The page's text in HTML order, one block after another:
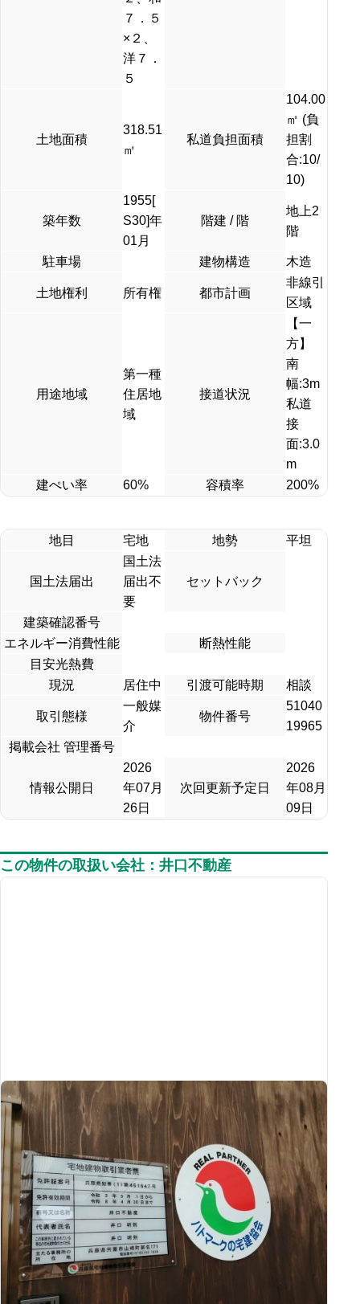
７．５
×２、
洋７．
５
土地面積
318.51
㎡
私道負担面積
104.00
㎡ (負
担割
合:10/
10)
築年数
1955[
S30]年
01月
階建 / 階
地上2
階
駐車場 建物構造 木造
土地権利 所有権 都市計画
非線引
区域
用途地域
第一種
住居地
域
接道状況
【一
方】
南
幅:3m
私道
接
面:3.0
m
建ぺい率
60% 容積率 200%
地目 宅地 地勢 平坦
国土法届出
国土法
届出不
要
セットバック
建築確認番号
エネルギー消費性能
断熱性能
目安光熱費
現況
居住中 引渡可能時期 相談
取引態様
一般媒
介
物件番号
51040
19965
掲載会社 管理番号
情報公開日
2026
年07月
26日
次回更新予定日
2026
年08月
09日
この物件の取扱い会社：井口不動産